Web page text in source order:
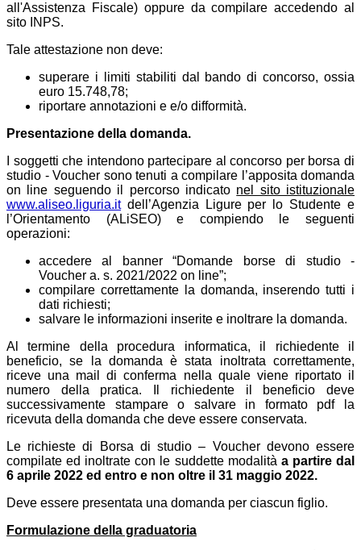
all'Assistenza Fiscale) oppure da compilare accedendo al
sito INPS.
Tale attestazione non deve:
superare i limiti stabiliti dal bando di concorso, ossia
euro 15.748,78;
riportare annotazioni e e/o difformità.
Presentazione della domanda.
I soggetti che intendono partecipare al concorso per borsa di
studio - Voucher sono tenuti a compilare l’apposita domanda
on line seguendo il percorso indicato nel sito istituzionale
www.aliseo.liguria.itdell’Agenzia Ligure per lo Studente e
l’Orientamento (ALiSEO) e compiendo le seguenti
operazioni:
accedere al banner “Domande borse di studio -
Voucher a. s. 2021/2022 on line”;
compilare correttamente la domanda, inserendo tutti i
dati richiesti;
salvare le informazioni inserite e inoltrare la domanda.
Al termine della procedura informatica, il richiedente il
beneficio, se la domanda è stata inoltrata correttamente,
riceve una mail di conferma nella quale viene riportato il
numero della pratica. Il richiedente il beneficio deve
successivamente stampare o salvare in formato pdf la
ricevuta della domanda che deve essere conservata.
Le richieste di Borsa di studio – Voucher devono essere
compilate ed inoltrate con le suddette modalità a partire dal
6 aprile 2022 ed entro e non oltre il 31 maggio 2022.
Deve essere presentata una domanda per ciascun figlio.
Formulazione della graduatoria